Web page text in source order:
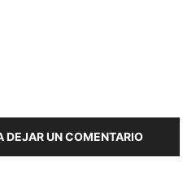
DEJAR UN COMENTARIO